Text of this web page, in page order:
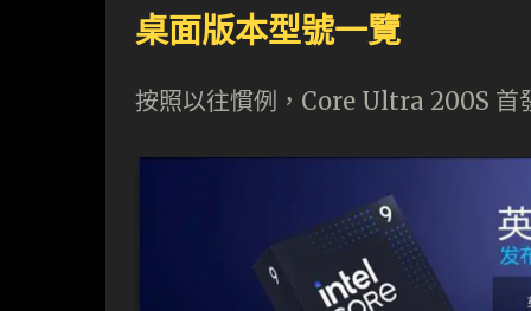
桌面版本型號一覽
按照以往慣例，Core Ultra 200S 首